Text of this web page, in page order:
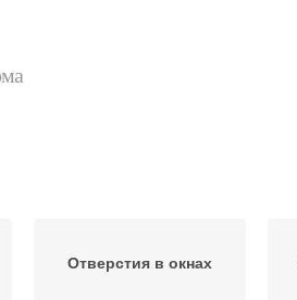
Отверстия в окнах